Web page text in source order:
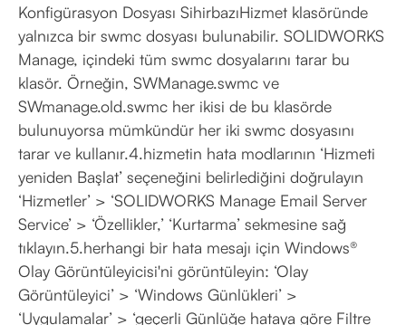
Konfigürasyon Dosyası SihirbazıHizmet klasöründe
yalnızca bir swmc dosyası bulunabilir. SOLIDWORKS
Manage, içindeki tüm swmc dosyalarını tarar bu
klasör. Örneğin, SWManage.swmc ve
SWmanage.old.swmc her ikisi de bu klasörde
bulunuyorsa mümkündür her iki swmc dosyasını
tarar ve kullanır.4.hizmetin hata modlarının ‘Hizmeti
yeniden Başlat’ seçeneğini belirlediğini doğrulayın
‘Hizmetler’ > ‘SOLIDWORKS Manage Email Server
Service’ > ‘Özellikler,’ ‘Kurtarma’ sekmesine sağ
tıklayın.5.herhangi bir hata mesajı için Windows®
Olay Görüntüleyicisi'ni görüntüleyin: ‘Olay
Görüntüleyici’ > ‘Windows Günlükleri’ >
‘Uygulamalar’ > ‘geçerli Günlüğe hataya göre Filtre